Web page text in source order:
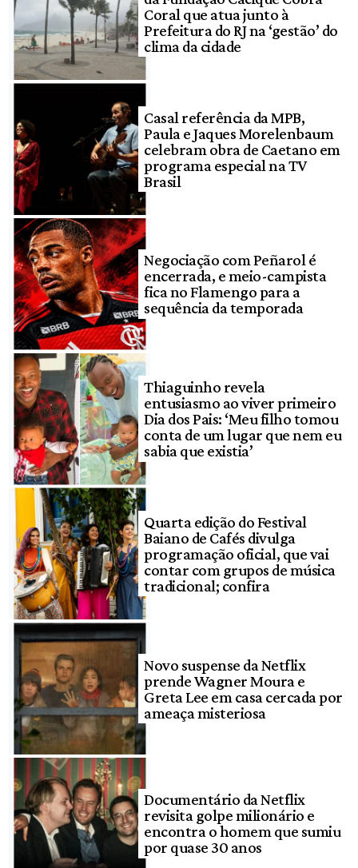
Coral que atua junto à
Prefeitura do RJ na ‘gestão’ do
clima da cidade
Casal referência da MPB,
Paula e Jaques Morelenbaum
celebram obra de Caetano em
programa especial na TV
Brasil
Negociação com Peñarol é
encerrada, e meio-campista
fica no Flamengo para a
sequência da temporada
Thiaguinho revela
entusiasmo ao viver primeiro
Dia dos Pais: ‘Meu filho tomou
conta de um lugar que nem eu
sabia que existia’
Quarta edição do Festival
Baiano de Cafés divulga
programação oficial, que vai
contar com grupos de música
tradicional; confira
Novo suspense da Netflix
prende Wagner Moura e
Greta Lee em casa cercada por
ameaça misteriosa
Documentário da Netflix
revisita golpe milionário e
encontra o homem que sumiu
por quase 30 anos